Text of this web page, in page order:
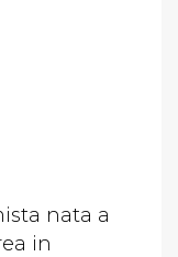
nata a
in